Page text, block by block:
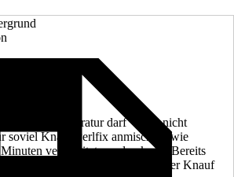
darf +5 °C nicht
soviel Knauf Perlfix anmischen, wie
verarbeitet werden kann. Bereits
Perlfix darf weder mit Wasser oder Knauf